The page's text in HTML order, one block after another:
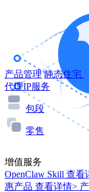
产品管理 静态住宅
代理IP服务
包段
零售
增值服务
OpenClaw Skill 查看
惠产品 查看详情>